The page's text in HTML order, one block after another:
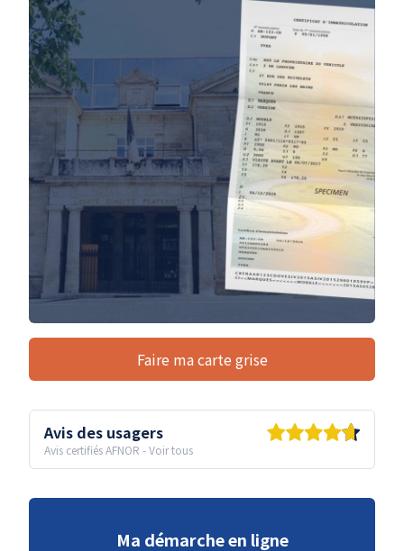
Faire ma carte grise
Avis des usagers
Avis certifiés AFNOR -Voir tous
Ma démarche en ligne